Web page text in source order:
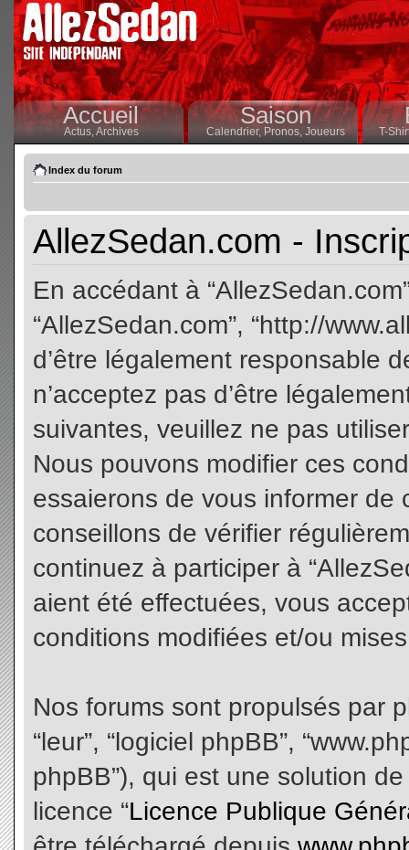
Accueil
Actus,Archives
Saison
Calendrier,Pronos, Joueurs T-
Index du forum
AllezSedan.com -
En accédant à
“AllezSedan.com”, “http://
d’être légalement responsable
n’acceptez pas d’être
suivantes, veuillez ne pas
Nous pouvons modifier ces
essaierons de vous informer
conseillons de vérifier
continuez à participer à
aient été effectuées, vous
conditions modifiées et/ou
Nos forums sont propulsés par
“leur”, “logiciel phpBB”,
phpBB”), qui est une solution
licence “Licence Publique